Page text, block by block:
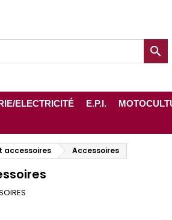

ELECTRICITÉ E.P.I.
accessoires Accessoires